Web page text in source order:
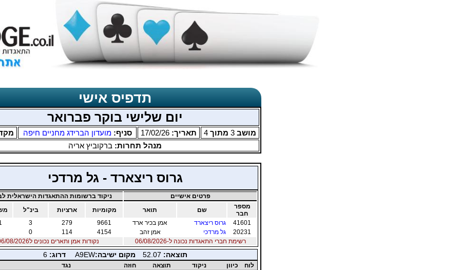
תדפיס אישי
יום שלישי בוקר פברואר
מושב 3 מתוך 4 תאריך: 17/02/26 סניף:מועדון הברידג מחניים חיפה
מנהל תחרות: ברקוביץ אריה
גרוס ריצארד - גל מרדכי
פרטים אישיים
ניקוד ברשומות ההתאגדות הישראלית
מספר
חבר
שם תואר מקומיות ארציות בינ"ל
41601
גרוס ריצארד אמן בכיר ארד 9661
279
3
20231
גל מרדכי אמן זהב 4154
114
0
רשימת חברי התאגדות נכונה ל-06/08/2026
נקודות אמן ותארים נכונים ל06/08/2026
תוצאה: 52.07 מקום ישיבה:A9EW דרוג:6
לוח כיוון ניקוד תוצאה חוזה
נגד